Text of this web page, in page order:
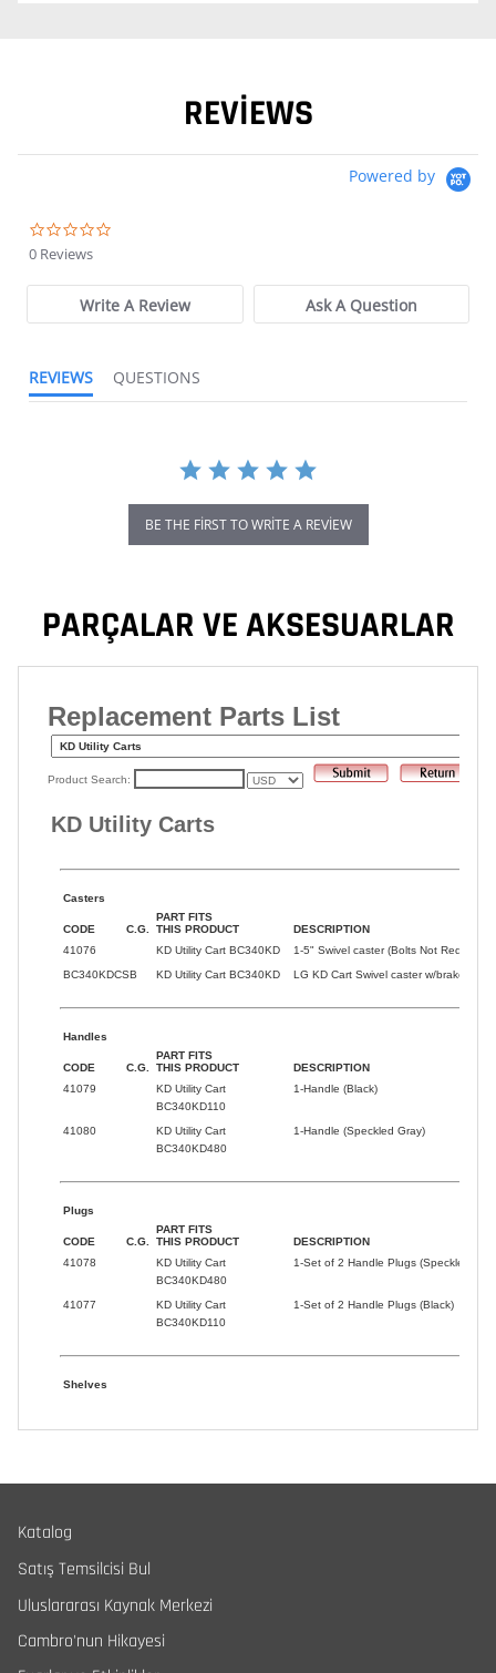
REVIEWS
Powered by
0 Reviews
Write A Review Ask A Question
REVIEWS QUESTIONS
BE THE FIRST TO WRITE A REVIEW
PARÇALAR VE AKSESUARLAR
Katalog
Satış Temsilcisi Bul
Uluslararası Kaynak Merkezi
Cambro'nun Hikayesi